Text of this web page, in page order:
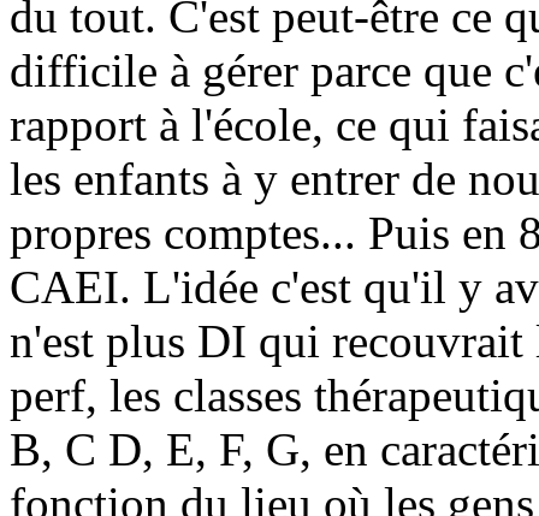
du tout. C'est peut-être ce
difficile à gérer parce que
rapport à l'école, ce qui
les enfants à y entrer de
propres comptes... Puis en
CAEI. L'idée c'est qu'il y
n'est plus DI qui recouvrait
perf, les classes
B, C D, E, F, G, en
fonction du lieu où les